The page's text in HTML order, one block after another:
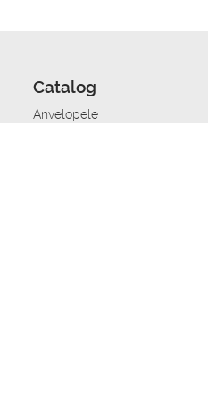
Catalog
Anvelopele